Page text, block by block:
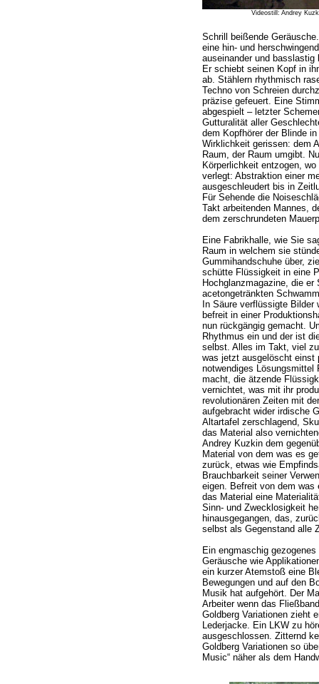
Videostill: Andrey
Schrill beißende
eine hin- und
auseinander und basslastig
Er schiebt seinen Kopf in
ab. Stählern rhythmisch
Techno von Schreien
präzise gefeuert. Eine
abgespielt – letzter
Gutturalität aller
dem Kopfhörer der Blinde
Wirklichkeit gerissen: dem
Raum, der Raum umgibt.
Körperlichkeit entzogen,
verlegt: Abstraktion einer
ausgeschleudert bis in
Für Sehende die
Takt arbeitenden Mannes,
dem zerschrundeten
Eine Fabrikhalle, wie Sie
Raum in welchem sie
Gummihandschuhe über,
schütte Flüssigkeit in eine
Hochglanzmagazine, die
acetongetränkten
In Säure verflüssigte Bilder
befreit in einer
nun rückgängig gemacht.
Rhythmus ein und der ist
selbst. Alles im Takt, viel
was jetzt ausgelöscht einst
notwendiges Lösungsmittel
macht, die ätzende
vernichtet, was mit ihr
revolutionären Zeiten mit
aufgebracht wider irdische
Altartafel zerschlagend,
das Material also
Andrey Kuzkin dem
Material von dem was es
zurück, etwas wie
Brauchbarkeit seiner
eigen. Befreit von dem
das Material eine
Sinn- und Zwecklosigkeit
hinausgegangen, das,
selbst als Gegenstand alle
Ein engmaschig
Geräusche wie
ein kurzer Atemstoß eine
Bewegungen und auf den
Musik hat aufgehört. Der
Arbeiter wenn das
Goldberg Variationen zieht
Lederjacke. Ein LKW zu
ausgeschlossen. Zitternd
Goldberg Variationen so
Music“ näher als dem